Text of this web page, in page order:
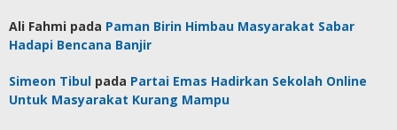
Ali Fahmi pada Paman Birin Himbau Masyarakat Sabar
Hadapi Bencana Banjir
Simeon Tibul pada Partai Emas Hadirkan Sekolah Online
Untuk Masyarakat Kurang Mampu